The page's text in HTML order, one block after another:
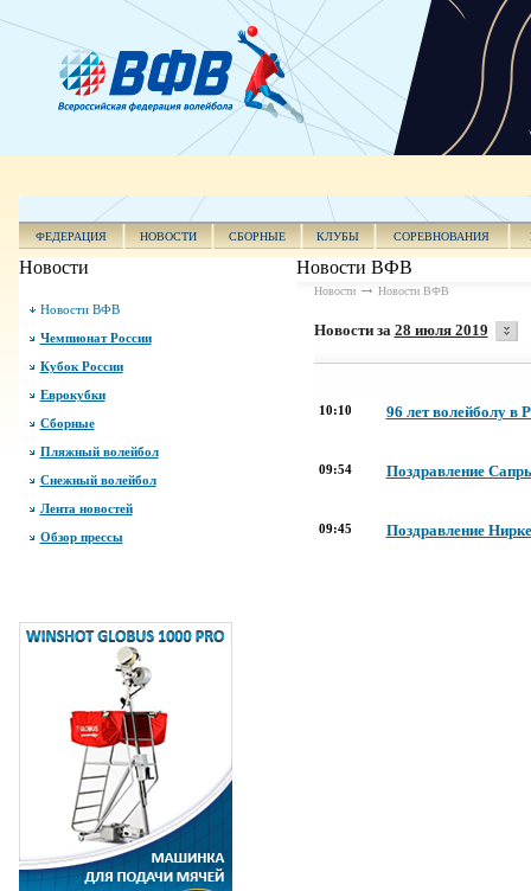
ФЕДЕРАЦИЯ НОВОСТИ СБОРНЫЕ КЛУБЫ СОРЕВНОВАНИЯ
Новости
Новости ВФВ
Чемпионат России
Кубок России
Еврокубки
Сборные
Пляжный волейбол
Снежный волейбол
Лента новостей
Обзор прессы
Новости ВФВ
Новости Новости ВФВ
Новости за 28 июля 2019
10:10 96 лет волейболу в
09:54 Поздравление
09:45 Поздравление